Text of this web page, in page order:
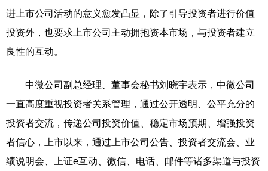
进上市公司活动的意义愈发凸显，除了引导投资者进行价值
投资外，也要求上市公司主动拥抱资本市场，与投资者建立
良性的互动。
中微公司副总经理、董事会秘书刘晓宇表示，中微公司
一直高度重视投资者关系管理，通过公开透明、公平充分的
投资者交流，传递公司投资价值、稳定市场预期、增强投资
者信心，上市以来，通过上市公司公告、投资者交流会、业
绩说明会、上证e互动、微信、电话、邮件等诸多渠道与投资